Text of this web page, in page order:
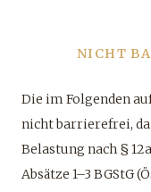
NICHT
Die im Folgenden
nicht barrierefrei,
Belastung nach §
Absätze 1–3 BGStG